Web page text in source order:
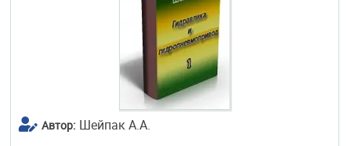
Автор: Шейпак А.А.